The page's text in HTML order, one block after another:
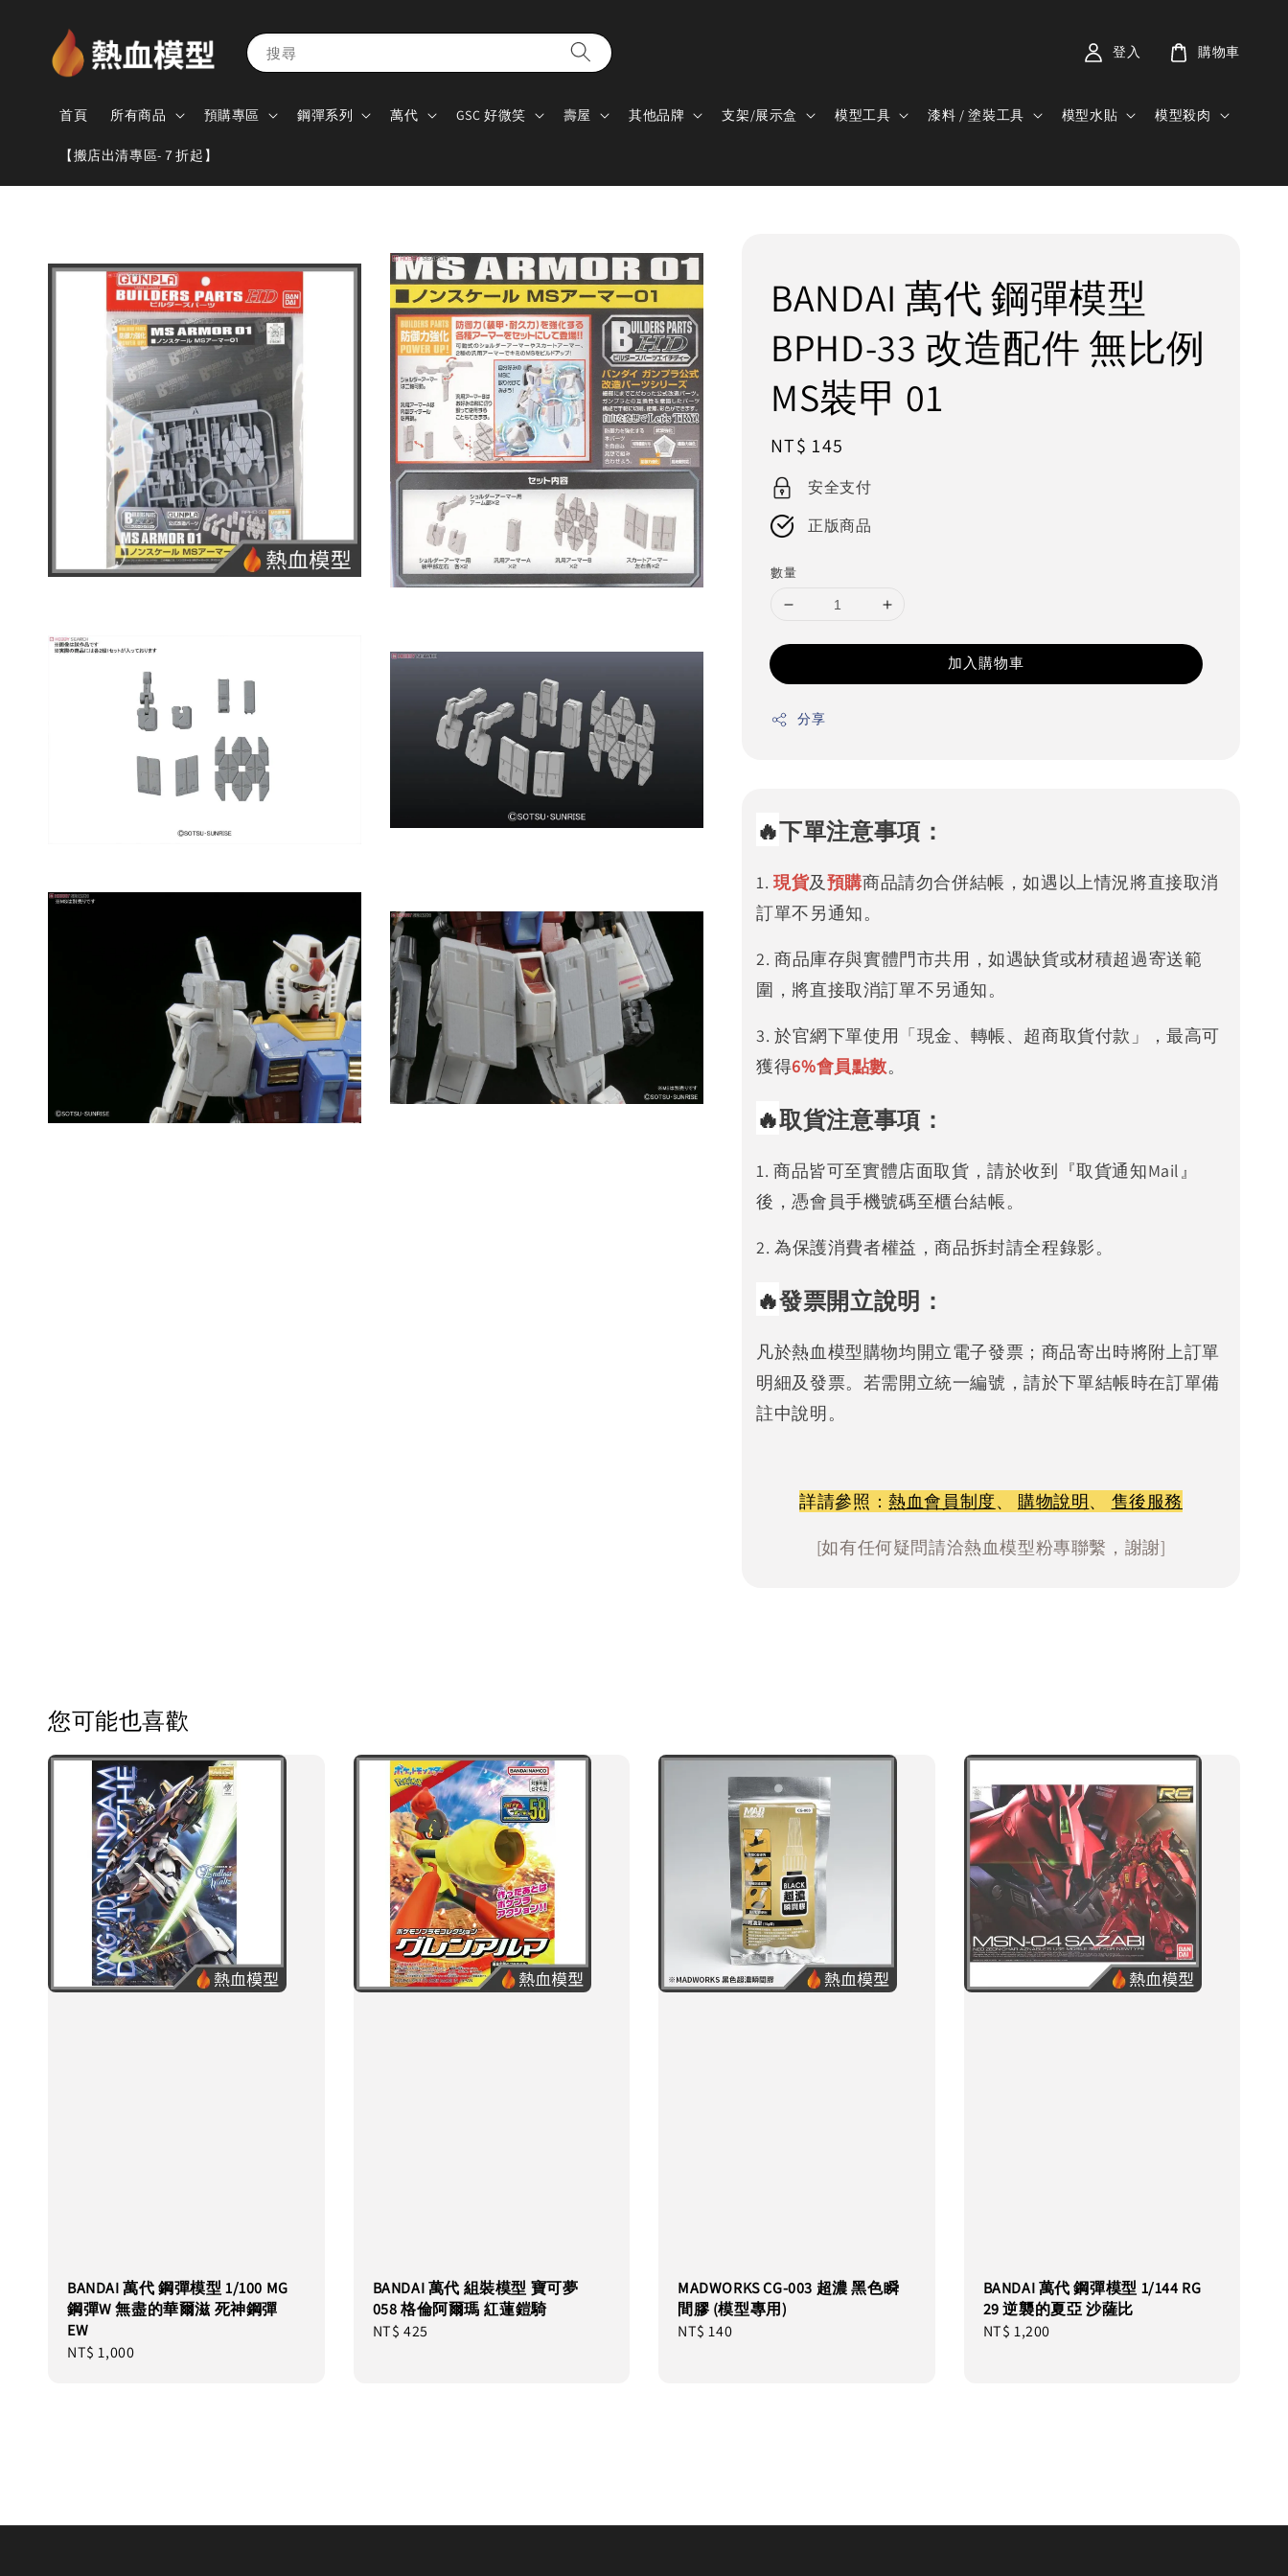
搜尋
首頁 所有商品 預購專區 鋼彈系列 萬代 GSC 好微笑 壽屋 其他品牌 支架/展示盒 模型工具 漆料 / 塗裝工具 模型水貼 模型殺肉
【搬店出清專區-７折起】
登入 購物車
BANDAI 萬代 鋼彈模型
BPHD-33 改造配件 無比例
MS裝甲 01
Regular
price
NT$ 145
安全支付
正版商品
數量
加入購物車
分享
🔥下單注意事項：
1. 現貨及預購商品請勿合併結帳，如遇以上情況將直接取消
訂單不另通知。
2. 商品庫存與實體門市共用，如遇缺貨或材積超過寄送範
圍，將直接取消訂單不另通知。
3. 於官網下單使用「現金、轉帳、超商取貨付款」，最高可
獲得6%會員點數。
🔥取貨注意事項：
1. 商品皆可至實體店面取貨，請於收到『取貨通知Mail』
後，憑會員手機號碼至櫃台結帳。
2. 為保護消費者權益，商品拆封請全程錄影。
🔥發票開立說明：
凡於熱血模型購物均開立電子發票；商品寄出時將附上訂單
明細及發票。若需開立統一編號，請於下單結帳時在訂單備
註中說明。
詳請參照：熱血會員制度、 購物說明、 售後服務
[如有任何疑問請洽熱血模型粉專聯繫，謝謝]
您可能也喜歡
BANDAI 萬代 鋼彈模型 1/100 MG
鋼彈W 無盡的華爾滋 死神鋼彈
EW
Regular
NT$ 1,000
BANDAI 萬代 組裝模型 寶可夢
058 格倫阿爾瑪 紅蓮鎧騎
Regular
NT$ 425
MADWORKS CG-003 超濃 黑色瞬
間膠 (模型專用)
Regular
NT$ 140
BANDAI 萬代 鋼彈模型 1/144 RG
29 逆襲的夏亞 沙薩比
Regular
NT$ 1,200